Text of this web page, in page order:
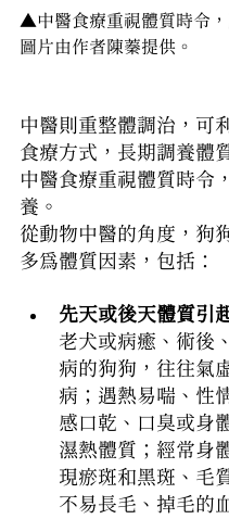
▲中醫食療重視體質時令
圖片由作者陳蓁提供。
中醫則重整體調治，可
食療方式，長期調養體
中醫食療重視體質時令
養。
從動物中醫的角度，狗
多為體質因素，包括：
先天或後天體質引
老犬或病癒、術後
病的狗狗，往往氣
病；遇熱易喘、性
感口乾、口臭或身
濕熱體質；經常身
現瘀斑和黑斑、毛
不易長毛、掉毛的